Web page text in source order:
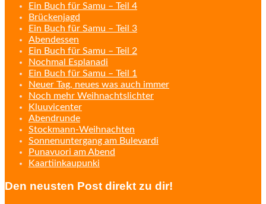
Ein Buch für Samu – Teil 4
Brückenjagd
Ein Buch für Samu – Teil 3
Abendessen
Ein Buch für Samu – Teil 2
Nochmal Esplanadi
Ein Buch für Samu – Teil 1
Neuer Tag, neues was auch immer
Noch mehr Weihnachtslichter
Kluuvicenter
Abendrunde
Stockmann-Weihnachten
Sonnenuntergang am Bulevardi
Punavuori am Abend
Kaartiinkaupunki
Den neusten Post direkt zu dir!